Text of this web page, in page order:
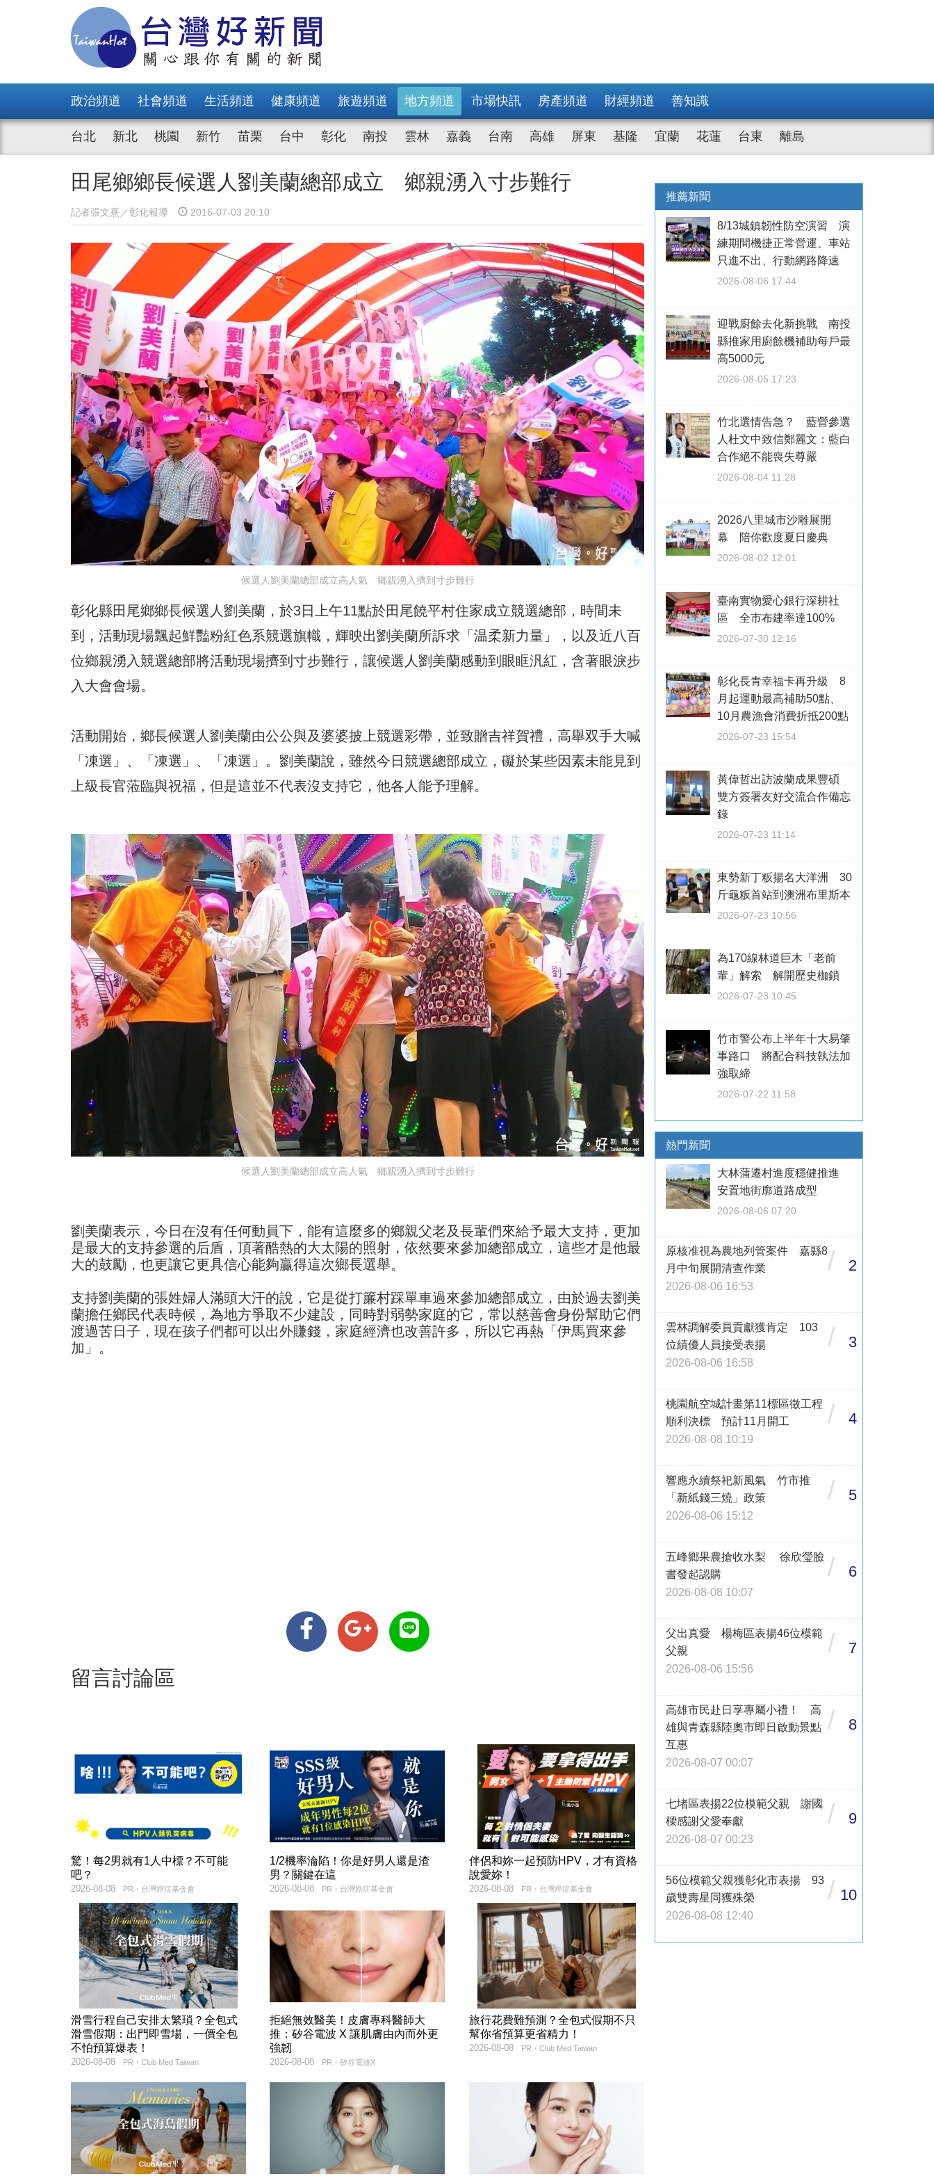
政治頻道 社會頻道 生活頻道 健康頻道 旅遊頻道 地方頻道 市場快訊 房產頻道 財經頻道 善知識
台北 新北 桃園 新竹 苗栗 台中 彰化 南投 雲林 嘉義 台南 高雄 屏東 基隆 宜蘭 花蓮 台東 離島
田尾鄉鄉長候選人劉美蘭總部成立 鄉親湧入寸步難行
記者張文熹／彰化報導 2016-07-03 20:10
候選人劉美蘭總部成立高人氣 鄉親湧入擠到寸步難行
彰化縣田尾鄉鄉長候選人劉美蘭，於3日上午11點於田尾饒平村住家成立競選總部，時間未
到，活動現場飄起鮮豔粉紅色系競選旗幟，輝映出劉美蘭所訴求「温柔新力量」，以及近八百
位鄉親湧入競選總部將活動現場擠到寸步難行，讓候選人劉美蘭感動到眼眶汎紅，含著眼淚步
入大會會場。
活動開始，鄉長候選人劉美蘭由公公與及婆婆披上競選彩帶，並致贈吉祥賀禮，高舉双手大喊
「凍選」、「凍選」、「凍選」。劉美蘭說，雖然今日競選總部成立，礙於某些因素未能見到
上級長官蒞臨與祝福，但是這並不代表沒支持它，他各人能予理解。
候選人劉美蘭總部成立高人氣 鄉親湧入擠到寸步難行
劉美蘭表示，今日在沒有任何動員下，能有這麼多的鄉親父老及長輩們來給予最大支持，更加
是最大的支持參選的后盾，頂著酷熱的大太陽的照射，依然要來參加總部成立，這些才是他最
大的鼓勵，也更讓它更具信心能夠贏得這次鄉長選舉。
支持劉美蘭的張姓婦人滿頭大汗的說，它是從打簾村踩單車過來參加總部成立，由於過去劉美
蘭擔任鄉民代表時候，為地方爭取不少建設，同時對弱勢家庭的它，常以慈善會身份幫助它們
渡過苦日子，現在孩子們都可以出外賺錢，家庭經濟也改善許多，所以它再熱「伊馬買來參
加」。
留言討論區
驚！每2男就有1人中標？不可能
吧？
PR・台灣癌症基金會
2026-08-08
1/2機率淪陷！你是好男人還是渣
男？關鍵在這
PR・台灣癌症基金會
2026-08-08
伴侶和妳一起預防HPV，才有資格
說愛妳！
PR・台灣癌症基金會
2026-08-08
滑雪行程自己安排太繁瑣？全包式
滑雪假期：出門即雪場，一價全包
不怕預算爆表！
PR・Club Med Taiwan
2026-08-08
拒絕無效醫美！皮膚專科醫師大
推：矽谷電波 X 讓肌膚由內而外更
強韌
PR・矽谷電波X
2026-08-08
旅行花費難預測？全包式假期不只
幫你省預算更省精力！
PR・Club Med Taiwan
2026-08-08
推薦新聞
8/13城鎮韌性防空演習 演
練期間機捷正常營運、車站
只進不出、行動網路降速
2026-08-06 17:44
迎戰廚餘去化新挑戰 南投
縣推家用廚餘機補助每戶最
高5000元
2026-08-05 17:23
竹北選情告急？ 藍營參選
人杜文中致信鄭麗文：藍白
合作絕不能喪失尊嚴
2026-08-04 11:28
2026八里城市沙雕展開
幕 陪你歡度夏日慶典
2026-08-02 12:01
臺南實物愛心銀行深耕社
區 全市布建率達100%
2026-07-30 12:16
彰化長青幸福卡再升級 8
月起運動最高補助50點、
10月農漁會消費折抵200點
2026-07-23 15:54
黃偉哲出訪波蘭成果豐碩
雙方簽署友好交流合作備忘
錄
2026-07-23 11:14
東勢新丁粄揚名大洋洲 30
斤龜粄首站到澳洲布里斯本
2026-07-23 10:56
為170線林道巨木「老前
輩」解索 解開歷史枷鎖
2026-07-23 10:45
竹市警公布上半年十大易肇
事路口 將配合科技執法加
強取締
2026-07-22 11:58
熱門新聞
大林蒲遷村進度穩健推進
安置地街廓道路成型
2026-08-06 07:20
原核准視為農地列管案件 嘉縣8
月中旬展開清查作業
2026-08-06 16:53
/ 2
雲林調解委員貢獻獲肯定 103
位績優人員接受表揚
2026-08-06 16:58
/ 3
桃園航空城計畫第11標區徵工程
順利決標 預計11月開工
2026-08-08 10:19
/ 4
響應永續祭祀新風氣 竹市推
「新紙錢三燒」政策
2026-08-06 15:12
/ 5
五峰鄉果農搶收水梨 徐欣瑩臉
書發起認購
2026-08-08 10:07
/ 6
父出真愛 楊梅區表揚46位模範
父親
2026-08-06 15:56
/ 7
高雄市民赴日享專屬小禮！ 高
雄與青森縣陸奧市即日啟動景點
互惠
2026-08-07 00:07
/ 8
七堵區表揚22位模範父親 謝國
樑感謝父愛奉獻
2026-08-07 00:23
/ 9
56位模範父親獲彰化市表揚 93
歲雙壽星同獲殊榮
2026-08-08 12:40
/ 10